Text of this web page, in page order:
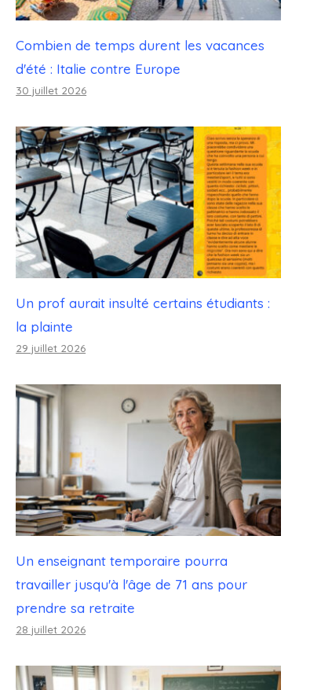
Combien de temps durent les vacances
d'été : Italie contre Europe
30 juillet 2026
Un prof aurait insulté certains étudiants :
la plainte
29 juillet 2026
Un enseignant temporaire pourra
travailler jusqu'à l'âge de 71 ans pour
prendre sa retraite
28 juillet 2026